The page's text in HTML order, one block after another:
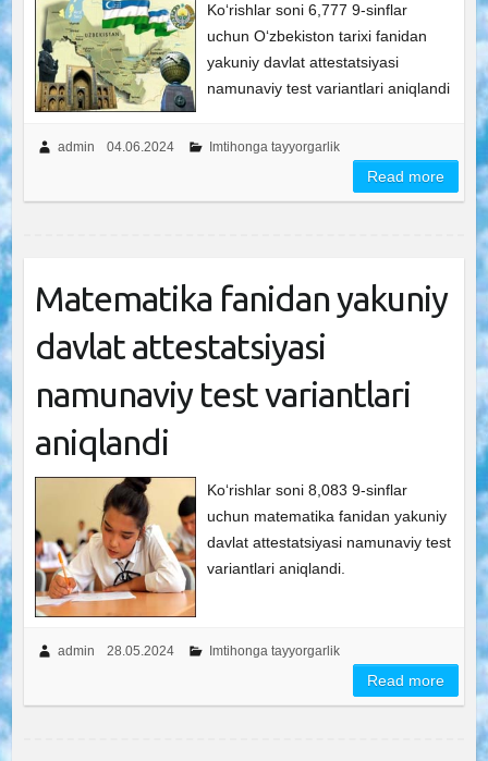
Ko‘rishlar soni 6,777 9-sinflar
uchun O‘zbekiston tarixi fanidan
yakuniy davlat attestatsiyasi
namunaviy test variantlari aniqlandi
admin 04.06.2024 Imtihonga tayyorgarlik
Read more
Matematika fanidan yakuniy
davlat attestatsiyasi
namunaviy test variantlari
aniqlandi
Ko‘rishlar soni 8,083 9-sinflar
uchun matematika fanidan yakuniy
davlat attestatsiyasi namunaviy test
variantlari aniqlandi.
admin 28.05.2024 Imtihonga tayyorgarlik
Read more